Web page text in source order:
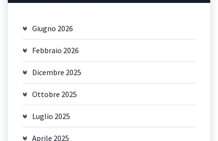
Giugno 2026
Febbraio 2026
Dicembre 2025
Ottobre 2025
Luglio 2025
Aprile 2025